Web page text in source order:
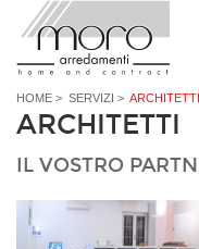
HOME > SERVIZI > ARCHITETTI
ARCHITETTI
IL VOSTRO